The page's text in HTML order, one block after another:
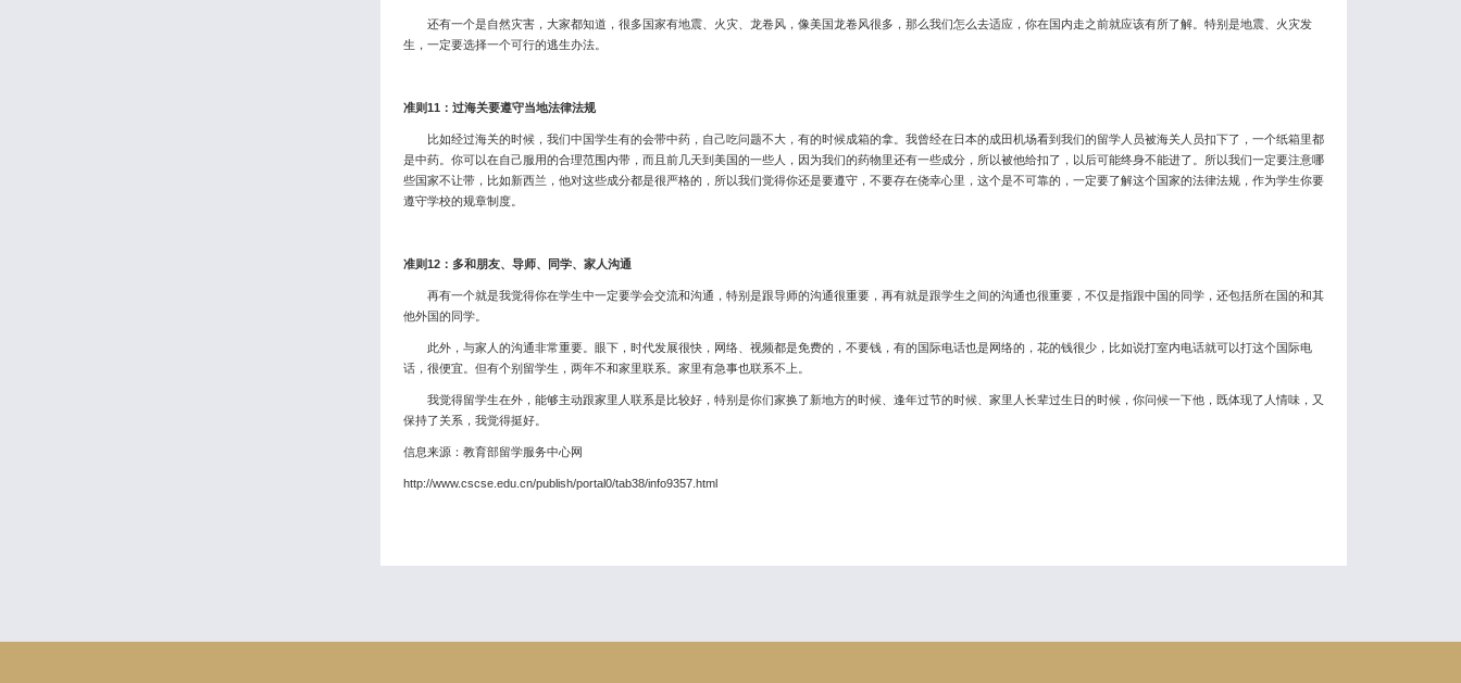
还有一个是自然灾害，大家都知道，很多国家有地震、火灾、龙卷风，像美国龙卷风很多，那么我们怎么去适应，你在国内走之前就应该有所了解。特别是地震、火灾发
生，一定要选择一个可行的逃生办法。
准则11：过海关要遵守当地法律法规
比如经过海关的时候，我们中国学生有的会带中药，自己吃问题不大，有的时候成箱的拿。我曾经在日本的成田机场看到我们的留学人员被海关人员扣下了，一个纸箱里都
是中药。你可以在自己服用的合理范围内带，而且前几天到美国的一些人，因为我们的药物里还有一些成分，所以被他给扣了，以后可能终身不能进了。所以我们一定要注意哪
些国家不让带，比如新西兰，他对这些成分都是很严格的，所以我们觉得你还是要遵守，不要存在侥幸心里，这个是不可靠的，一定要了解这个国家的法律法规，作为学生你要
遵守学校的规章制度。
准则12：多和朋友、导师、同学、家人沟通
再有一个就是我觉得你在学生中一定要学会交流和沟通，特别是跟导师的沟通很重要，再有就是跟学生之间的沟通也很重要，不仅是指跟中国的同学，还包括所在国的和其
他外国的同学。
此外，与家人的沟通非常重要。眼下，时代发展很快，网络、视频都是免费的，不要钱，有的国际电话也是网络的，花的钱很少，比如说打室内电话就可以打这个国际电
话，很便宜。但有个别留学生，两年不和家里联系。家里有急事也联系不上。
我觉得留学生在外，能够主动跟家里人联系是比较好，特别是你们家换了新地方的时候、逢年过节的时候、家里人长辈过生日的时候，你问候一下他，既体现了人情味，又
保持了关系，我觉得挺好。
信息来源：教育部留学服务中心网
http://www.cscse.edu.cn/publish/portal0/tab38/info9357.html